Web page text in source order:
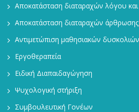
Αποκατάσταση διαταραχών λόγου και
Αποκατάσταση διαταραχών
Αντιμετώπιση μαθησιακών δυσκολιών
Εργοθεραπεία
Ειδική Διαπαιδαγώγηση
Ψυχολογική στήριξη
Συμβουλευτική Γονέων